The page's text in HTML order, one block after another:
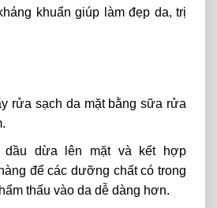
khuẩn giúp làm đẹp da, trị
rửa sạch da mặt bằng sữa rửa
dầu dừa lên mặt và kết hợp
để các dưỡng chất có trong
thấu vào da dễ dàng hơn.